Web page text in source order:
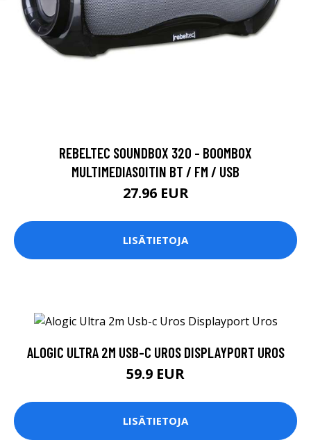
REBELTEC SOUNDBOX 320 - BOOMBOX
MULTIMEDIASOITIN BT / FM / USB
27.96 EUR
LISÄTIETOJA
ALOGIC ULTRA 2M USB-C UROS DISPLAYPORT UROS
59.9 EUR
LISÄTIETOJA